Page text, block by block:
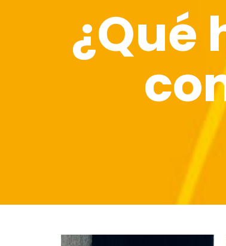
¿Qué